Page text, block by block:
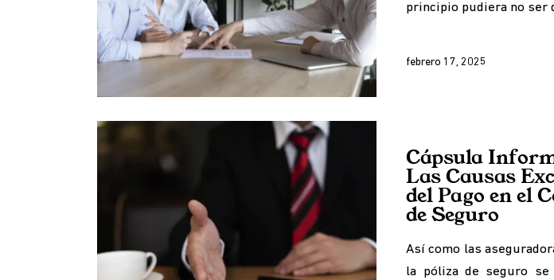
principio pudiera no ser
febrero 17, 2025
Cápsula
Las Causas
del Pago en el
de Seguro
Así como las
la póliza de seguro se